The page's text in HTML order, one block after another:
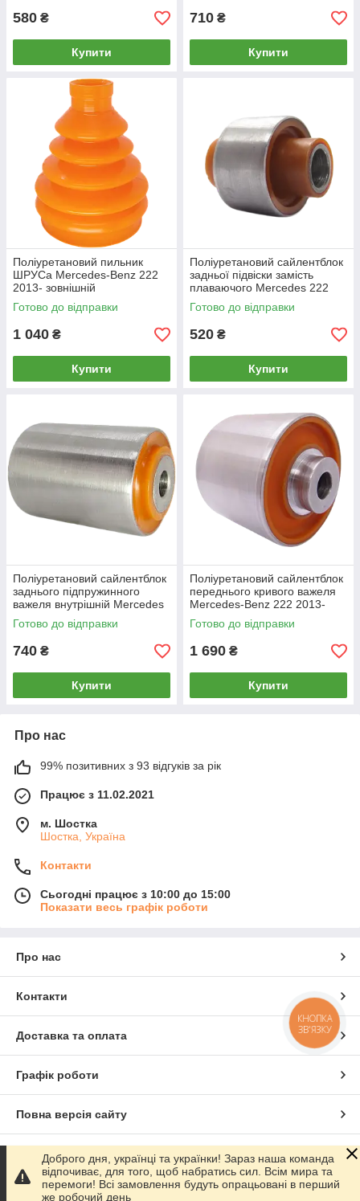
580 ₴
Купити
710 ₴
Купити
Поліуретановий пильник
ШРУСа Mercedes-Benz 222
2013- зовнішній
Готово до відправки
1 040 ₴
Купити
Поліуретановий сайлентблок
задньої підвіски замість
плаваючого Merсedes 222
Готово до відправки
520 ₴
Купити
Поліуретановий сайлентблок
заднього підпружинного
важеля внутрішній Merсedes
222 2013-
Готово до відправки
740 ₴
Купити
Поліуретановий сайлентблок
переднього кривого важеля
Mercedes-Benz 222 2013-
Готово до відправки
1 690 ₴
Купити
Про нас
99% позитивних з 93 відгуків за рік
Працює з 11.02.2021
м. Шостка
Шостка, Україна
Контакти
Сьогодні працює з 10:00 до 15:00
Показати весь графік роботи
Про нас
Контакти
Доставка та оплата
Графік роботи
Повна версія сайту
Сайт створено на маркетплейсіProm.ua
Політика конфіденційності
Доброго дня, українці та українки! Зараз наша команда
відпочиває, для того, щоб набратись сил. Всім мира та
перемоги! Всі замовлення будуть опрацьовані в перший
же робочий день
КНОПКА
ЗВ'ЯЗКУ